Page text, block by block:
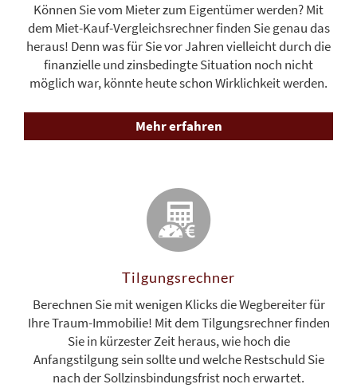
Können Sie vom Mieter zum Eigentümer werden? Mit
dem Miet-Kauf-Vergleichsrechner finden Sie genau das
heraus! Denn was für Sie vor Jahren vielleicht durch die
finanzielle und zinsbedingte Situation noch nicht
möglich war, könnte heute schon Wirklichkeit werden.
Mehr erfahren
Tilgungsrechner
Berechnen Sie mit wenigen Klicks die Wegbereiter für
Ihre Traum-Immobilie! Mit dem Tilgungsrechner finden
Sie in kürzester Zeit heraus, wie hoch die
Anfangstilgung sein sollte und welche Restschuld Sie
nach der Sollzinsbindungsfrist noch erwartet.